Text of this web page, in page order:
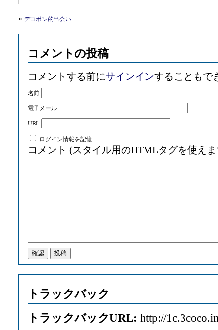
« デコポン的出会い
コメントの投稿
コメントする前にサインインすることもで
名前
電子メール
URL
ログイン情報を記憶
コメント (スタイル用のHTMLタグを使え
トラックバック
トラックバックURL: http://